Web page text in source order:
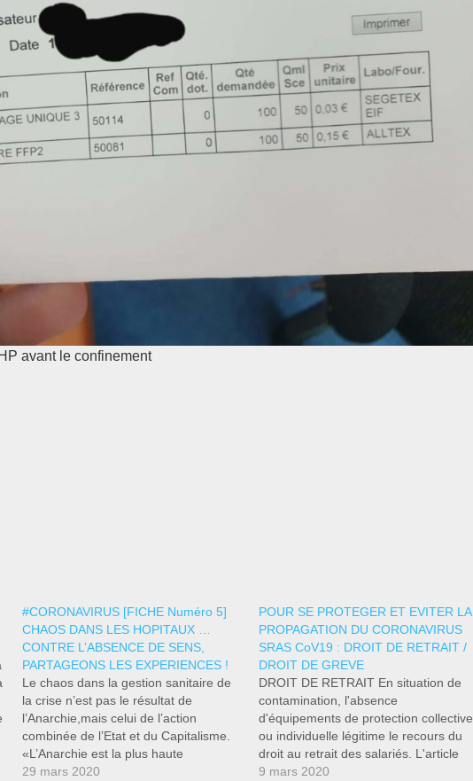
avant le confinement
#CORONAVIRUS [FICHE Numéro 5]
CHAOS DANS LES HOPITAUX …
CONTRE L’ABSENCE DE SENS,
PARTAGEONS LES EXPERIENCES !
Le chaos dans la gestion sanitaire de
la crise n’est pas le résultat de
l’Anarchie,mais celui de l’action
combinée de l’Etat et du Capitalisme.
«L’Anarchie est la plus haute
expression de l’Ordre. » (E
29 mars 2020
POUR SE PROTEGER ET EVITER LA
PROPAGATION DU CORONAVIRUS
SRAS CoV19 : DROIT DE RETRAIT /
DROIT DE GREVE
DROIT DE RETRAIT En situation de
contamination, l'absence
d'équipements de protection collective
ou individuelle légitime le recours du
droit au retrait des salariés. L'article
L4131-1 du Code du travail stipule que
9 mars 2020